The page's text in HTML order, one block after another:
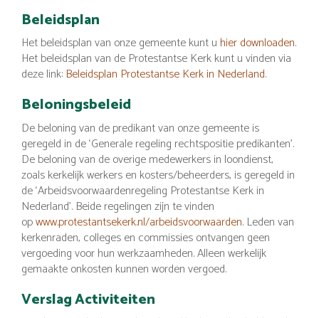
Beleidsplan
Het beleidsplan van onze gemeente kunt u hier downloaden.
Het beleidsplan van de Protestantse Kerk kunt u vinden via
deze link: Beleidsplan Protestantse Kerk in Nederland.
Beloningsbeleid
De beloning van de predikant van onze gemeente is
geregeld in de ‘Generale regeling rechtspositie predikanten’.
De beloning van de overige medewerkers in loondienst,
zoals kerkelijk werkers en kosters/beheerders, is geregeld in
de ‘Arbeidsvoorwaardenregeling Protestantse Kerk in
Nederland’. Beide regelingen zijn te vinden
opwww.protestantsekerk.nl/arbeidsvoorwaarden. Leden van
kerkenraden, colleges en commissies ontvangen geen
vergoeding voor hun werkzaamheden. Alleen werkelijk
gemaakte onkosten kunnen worden vergoed.
Verslag Activiteiten